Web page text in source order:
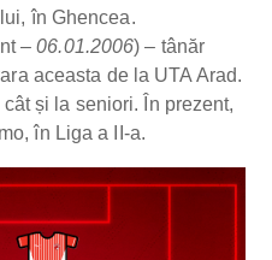
în Ghencea.
–06.01.2006) – tânăr
aceasta de la UTA Arad.
și la seniori. În prezent,
în Liga a II-a.